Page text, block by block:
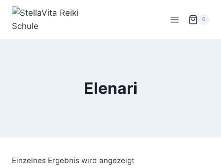
Zum
springen
0
Elenari
Einzelnes Ergebnis wird angezeigt